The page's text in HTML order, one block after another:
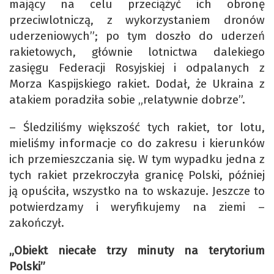
mający na celu przeciążyć ich obronę
przeciwlotniczą, z wykorzystaniem dronów
uderzeniowych”; po tym doszło do uderzeń
rakietowych, głównie lotnictwa dalekiego
zasięgu Federacji Rosyjskiej i odpalanych z
Morza Kaspijskiego rakiet. Dodał, że Ukraina z
atakiem poradziła sobie „relatywnie dobrze”.
– Śledziliśmy większość tych rakiet, tor lotu,
mieliśmy informacje co do zakresu i kierunków
ich przemieszczania się. W tym wypadku jedna z
tych rakiet przekroczyła granicę Polski, później
ją opuściła, wszystko na to wskazuje. Jeszcze to
potwierdzamy i weryfikujemy na ziemi –
zakończył.
„Obiekt niecałe trzy minuty na terytorium
Polski”